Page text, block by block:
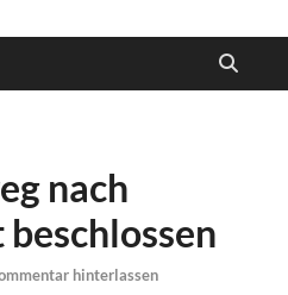
nach
hinterlassen